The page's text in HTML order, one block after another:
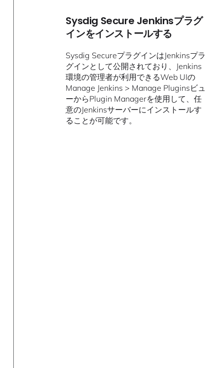
Sysdig Secure Jenkinsプラグ
インをインストールする
Sysdig SecureプラグインはJenkinsプラ
グインとして公開されており、Jenkins
環境の管理者が利用できるWeb UIの
Manage Jenkins > Manage Pluginsビュ
ーからPlugin Managerを使用して、任
意のJenkinsサーバーにインストールす
ることが可能です。